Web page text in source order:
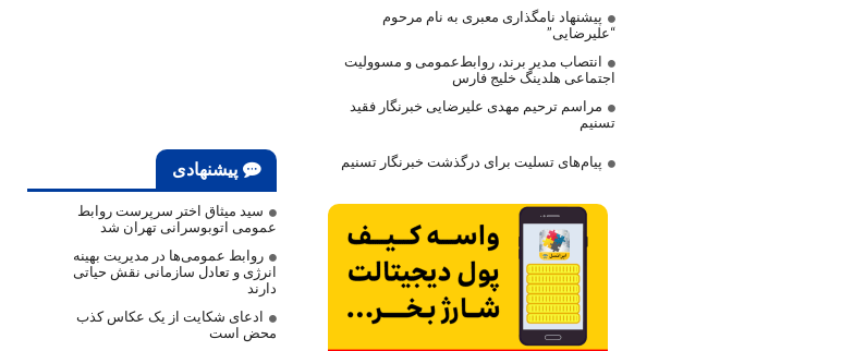
پیشنهاد نامگذاری معبری به نام مرحوم
“علیرضایی”
انتصاب مدیر برند، روابط‌عمومی و مسوولیت
اجتماعی هلدینگ خلیج فارس
مراسم ترحیم مهدی علیرضایی خبرنگار فقید
تسنیم
پیام‌های تسلیت برای درگذشت خبرنگار تسنیم پیشنهادی
سید میثاق اختر سرپرست روابط
عمومی اتوبوسرانی تهران شد
روابط عمومی‌ها در مدیریت بهینه
انرژی و تعادل سازمانی نقش حیاتی
دارند
ادعای شکایت از یک عکاس کذب
محض است